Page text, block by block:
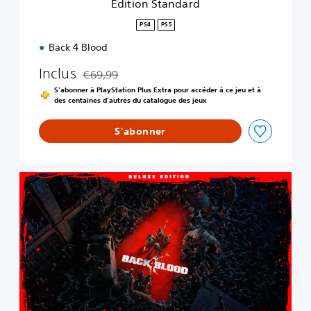
Édition Standard
PS4 PS5
Back 4 Blood
Inclus Remise par rapport au prix d'origine de €69,99
€69,99
S'abonner à PlayStation Plus Extra pour accéder à ce jeu et à
des centaines d'autres du catalogue des jeux
S'abonner
d
t
i
o
n
D
e